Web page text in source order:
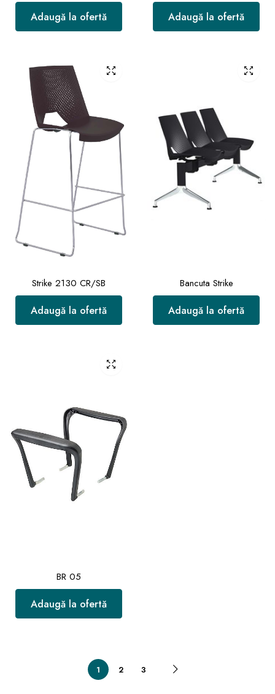
Adaugă la ofertă Adaugă la ofertă
Strike 2130 CR/SB
Adaugă la ofertă
Bancuta Strike
Adaugă la ofertă
BR 05
Adaugă la ofertă
1 2 3